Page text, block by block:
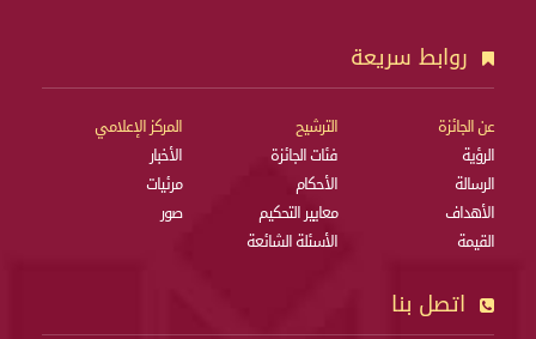
روابط سريعة
عن الجائزة
الرؤية
الرسالة
الأهداف
القيمة
الترشيح
فئات الجائزة
الأحكام
معايير التحكيم
الأسئلة الشائعة
المركز الإعلامي
الأخبار
مرئيات
صور
اتصل بنا